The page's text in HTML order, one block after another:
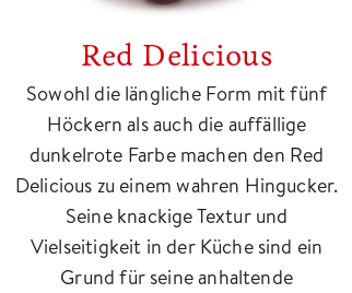
Red Delicious
Sowohl die längliche Form mit fünf
Höckern als auch die auffällige
dunkelrote Farbe machen den Red
Delicious zu einem wahren Hingucker.
Seine knackige Textur und
Vielseitigkeit in der Küche sind ein
Grund für seine anhaltende